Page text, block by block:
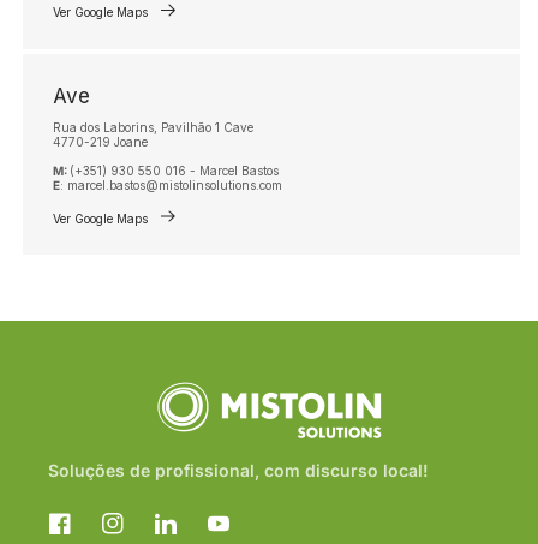
Ver Google Maps
Ave
Rua dos Laborins, Pavilhão 1 Cave
4770-219 Joane
M: (+351) 930 550 016 - Marcel Bastos
E: marcel.bastos@mistolinsolutions.com
Ver Google Maps
Soluções de profissional, com discurso local!
FacebookInstagramTranslationYouTube